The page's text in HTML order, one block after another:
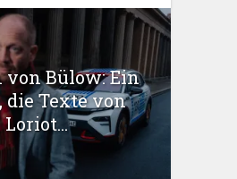
von Bülow: Ein
die Texte von
Loriot...